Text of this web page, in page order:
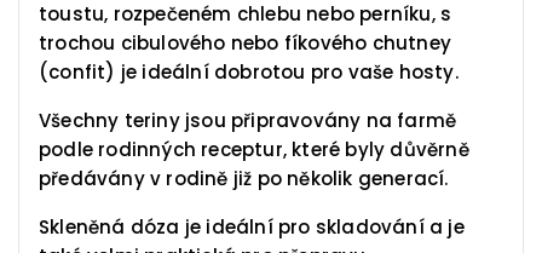
toustu, rozpečeném chlebu nebo perníku, s
trochou cibulového nebo fíkového chutney
(confit) je ideální dobrotou pro vaše hosty.
Všechny teriny jsou připravovány na farmě
podle rodinných receptur, které byly důvěrně
předávány v rodině již po několik generací.
Skleněná dóza je ideální pro skladování a je